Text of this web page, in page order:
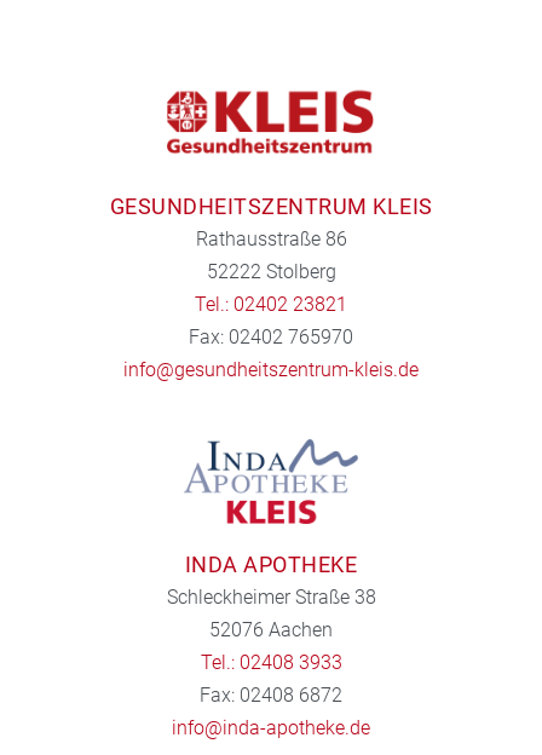
GESUNDHEITSZENTRUM KLEIS
Rathausstraße 86
52222 Stolberg
Tel.: 02402 23821
Fax: 02402 765970
info@gesundheitszentrum-kleis.de
INDA APOTHEKE
Schleckheimer Straße 38
52076 Aachen
Tel.: 02408 3933
Fax: 02408 6872
info@inda-apotheke.de